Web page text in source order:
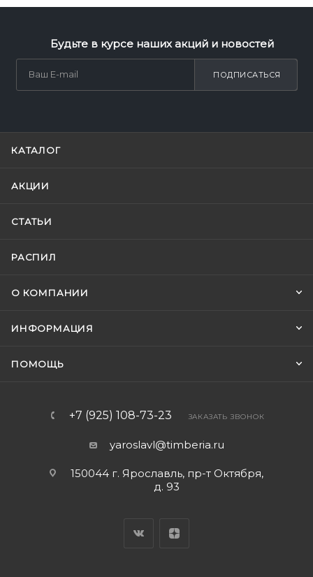
Будьте в курсе наших акций и новостей
ПОДПИСАТЬСЯ
КАТАЛОГ
АКЦИИ
СТАТЬИ
РАСПИЛ
О КОМПАНИИ
ИНФОРМАЦИЯ
ПОМОЩЬ
+7 (925) 108-73-23 ЗАКАЗАТЬ ЗВОНОК
yaroslavl@timberia.ru
150044 г. Ярославль, пр-т Октября,
д. 93